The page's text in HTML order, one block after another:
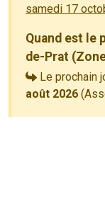
samedi 17
Quand est le
de-Prat
Le prochain
août 2026